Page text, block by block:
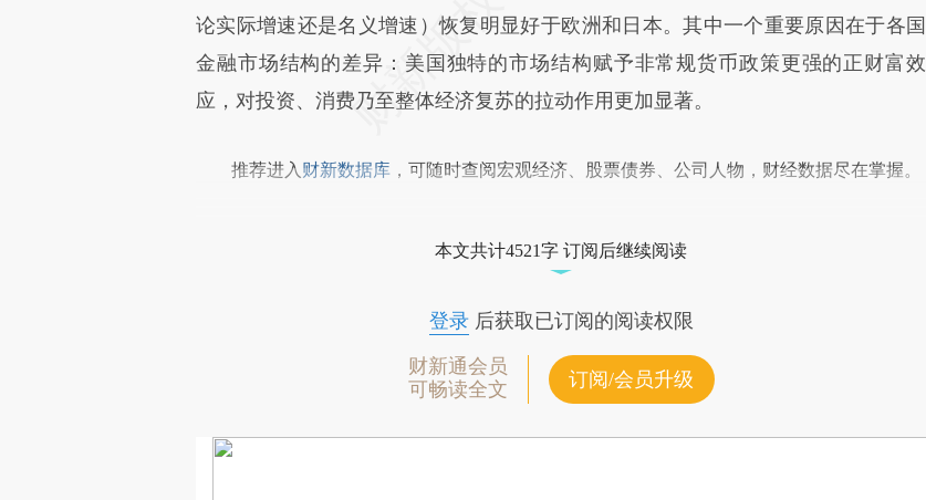
论实际增速还是名义增速）恢复明显好于欧洲和日本。其中一个重要原因在于各国
金融市场结构的差异：美国独特的市场结构赋予非常规货币政策更强的正财富效
应，对投资、消费乃至整体经济复苏的拉动作用更加显著。
推荐进入 财新数据库 ，可随时查阅宏观经济、股票债券、公司人物，财经数据尽在掌握。
本文共计4521字 订阅后继续阅读
登录后获取已订阅的阅读权限
财新通会员
可畅读全文
订阅/会员升级